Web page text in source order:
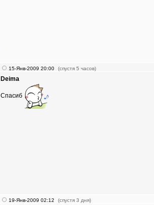
15-Янв-2009 20:00 (спустя 5 часов)
Deima
Спасиб
19-Янв-2009 02:12 (спустя 3 дня)